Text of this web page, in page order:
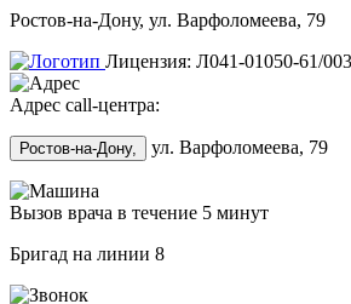
Ростов-на-Дону, ул. Варфоломеева, 79
Лицензия: Л041-01050-61/
Адрес call-центра:
Ростов-на-Дону, ул. Варфоломеева, 79
Вызов врача в течение 5 минут
Бригад на линии 8